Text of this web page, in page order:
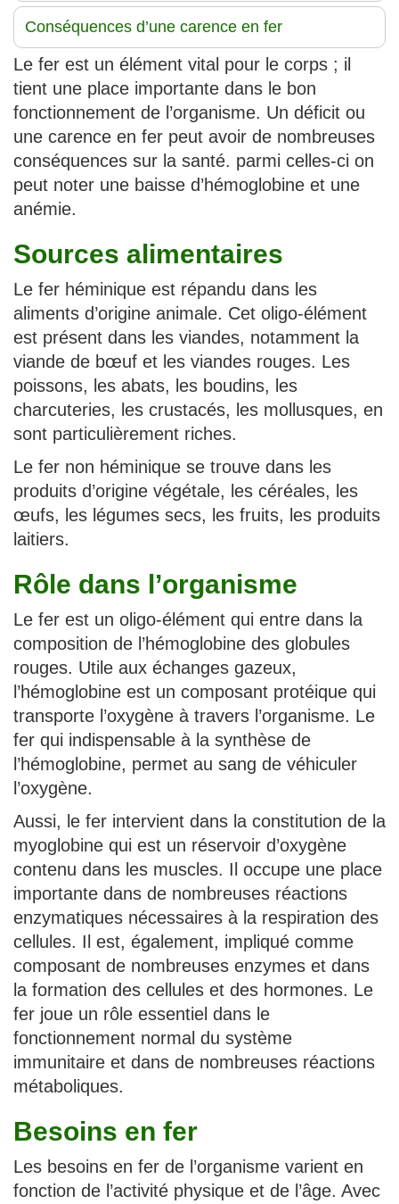
Conséquences d’une carence en fer
Le fer est un élément vital pour le corps ; il
tient une place importante dans le bon
fonctionnement de l’organisme. Un déficit ou
une carence en fer peut avoir de nombreuses
conséquences sur la santé. parmi celles-ci on
peut noter une baisse d’hémoglobine et une
anémie.
Sources alimentaires
Le fer héminique est répandu dans les
aliments d’origine animale. Cet oligo-élément
est présent dans les viandes, notamment la
viande de bœuf et les viandes rouges. Les
poissons, les abats, les boudins, les
charcuteries, les crustacés, les mollusques, en
sont particulièrement riches.
Le fer non héminique se trouve dans les
produits d’origine végétale, les céréales, les
œufs, les légumes secs, les fruits, les produits
laitiers.
Rôle dans l’organisme
Le fer est un oligo-élément qui entre dans la
composition de l’hémoglobine des globules
rouges. Utile aux échanges gazeux,
l’hémoglobine est un composant protéique qui
transporte l’oxygène à travers l’organisme. Le
fer qui indispensable à la synthèse de
l’hémoglobine, permet au sang de véhiculer
l’oxygène.
Aussi, le fer intervient dans la constitution de la
myoglobine qui est un réservoir d’oxygène
contenu dans les muscles. Il occupe une place
importante dans de nombreuses réactions
enzymatiques nécessaires à la respiration des
cellules. Il est, également, impliqué comme
composant de nombreuses enzymes et dans
la formation des cellules et des hormones. Le
fer joue un rôle essentiel dans le
fonctionnement normal du système
immunitaire et dans de nombreuses réactions
métaboliques.
Besoins en fer
Les besoins en fer de l’organisme varient en
fonction de l’activité physique et de l’âge. Avec